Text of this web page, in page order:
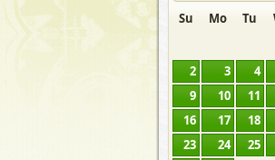
Su Mo Tu
2
3 4
9
10 11
16
17 18
23
24 25